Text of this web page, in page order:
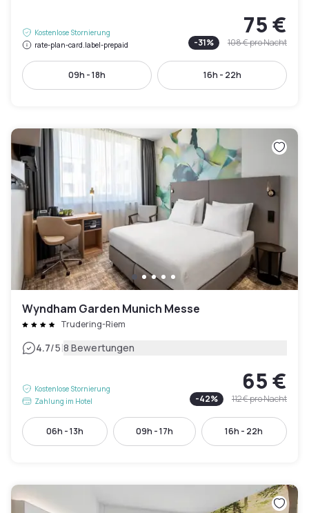
Kostenlose Stornierung
rate-plan-card.label-prepaid
75 €
-31% 108 €pro Nacht
09h - 18h 16h - 22h
Wyndham Garden Munich Messe
Trudering-Riem
4.7/5|8 Bewertungen
Kostenlose Stornierung
Zahlung im Hotel
65 €
-42% 112 €pro Nacht
06h - 13h 09h - 17h 16h - 22h